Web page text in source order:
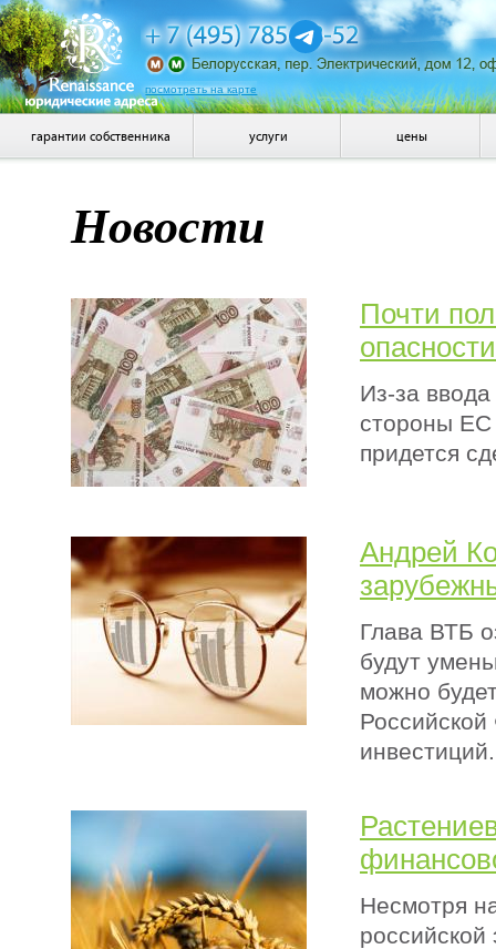
посмотреть на карте
гарантии собственника услуги цены
Новости
Почти
опасности
Из-за
стороны ЕС
придется
Андрей
Глава ВТБ
будут
можно
инвестиций.
Несмотря